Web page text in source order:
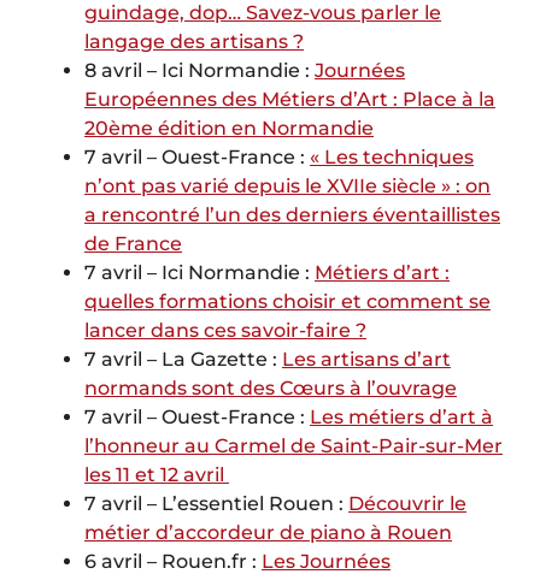
guindage, dop… Savez-vous parler le
langage des artisans ?
8 avril – Ici Normandie : Journées
Européennes des Métiers d’Art : Place à la
20ème édition en Normandie
7 avril – Ouest-France : « Les techniques
n’ont pas varié depuis le XVIIe siècle » : on
a rencontré l’un des derniers éventaillistes
de France
7 avril – Ici Normandie : Métiers d’art :
quelles formations choisir et comment se
lancer dans ces savoir-faire ?
7 avril – La Gazette : Les artisans d’art
normands sont des Cœurs à l’ouvrage
7 avril – Ouest-France : Les métiers d’art à
l’honneur au Carmel de Saint-Pair-sur-Mer
les 11 et 12 avril
7 avril – L’essentiel Rouen : Découvrir le
métier d’accordeur de piano à Rouen
6 avril – Rouen.fr : Les Journées